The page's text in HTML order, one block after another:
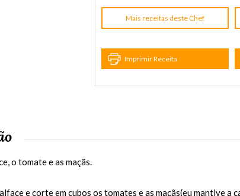
Mais receitas deste Chef
Imprimir Receita
o tomate e as maçãs.
e corte em cubos os tomates e as maçãs(eu mantive a